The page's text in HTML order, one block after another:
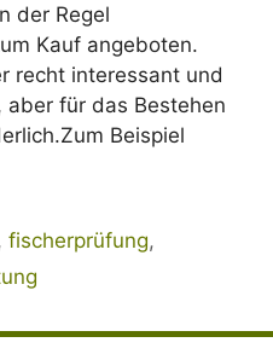
der Regel
Kauf angeboten.
recht interessant und
für das Bestehen
Beispiel
,fischerprüfung,